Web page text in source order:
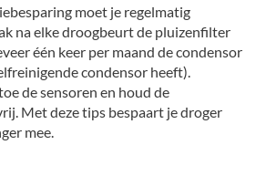
moet je regelmatig
na elke droogbeurt de pluizenfilter
één keer per maand de condensor
condensor heeft).
de sensoren en houd de
Met deze tips bespaart je droger
mee.